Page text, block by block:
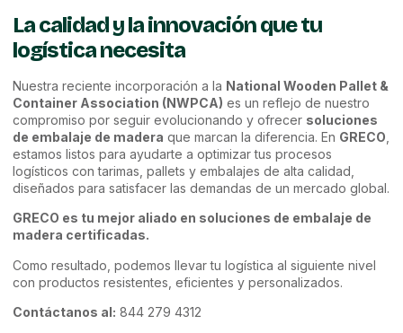
La calidad y la innovación que tu
logística necesita
Nuestra reciente incorporación a la National Wooden Pallet &
Container Association (NWPCA) es un reflejo de nuestro
compromiso por seguir evolucionando y ofrecer soluciones
de embalaje de madera que marcan la diferencia. En GRECO
estamos listos para ayudarte a optimizar tus procesos
logísticos con tarimas, pallets y embalajes de alta calidad,
diseñados para satisfacer las demandas de un mercado global.
GRECO es tu mejor aliado en soluciones de embalaje de
madera certificadas.
Como resultado, podemos llevar tu logística al siguiente nivel
con productos resistentes, eficientes y personalizados.
Contáctanos al: 844 279 4312